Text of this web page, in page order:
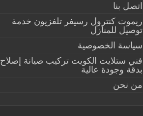
اتصل بنا
ريموت كنترول رسيفر تلفزيون خدمة
توصيل للمنازل
سياسة الخصوصية
فني ستلايت الكويت تركيب صيانة إصلاح
بدقة وجودة عالية
من نحن